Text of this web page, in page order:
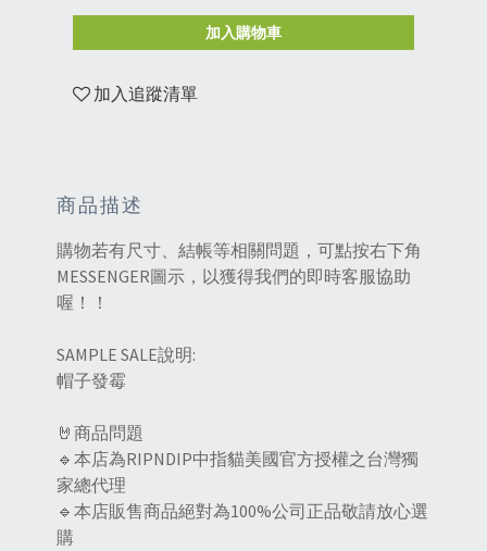
加入購物車
加入追蹤清單
商品描述
購物若有尺寸、結帳等相關問題，可點按右下角
MESSENGER圖示，以獲得我們的即時客服協助
喔！！
SAMPLE SALE說明:
帽子發霉
🤘商品問題
🔹本店為RIPNDIP中指貓美國官方授權之台灣獨
家總代理
🔹本店販售商品絕對為100%公司正品敬請放心選
購